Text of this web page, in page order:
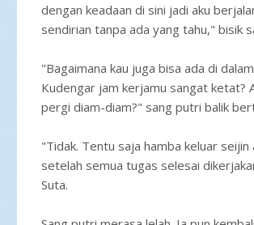
dengan keadaan di sini jadi aku
sendirian tanpa ada yang tahu," bisik
"Bagaimana kau juga bisa ada di
Kudengar jam kerjamu sangat ketat?
pergi diam-diam?" sang putri balik
"Tidak. Tentu saja hamba keluar seijin
setelah semua tugas selesai
Suta.